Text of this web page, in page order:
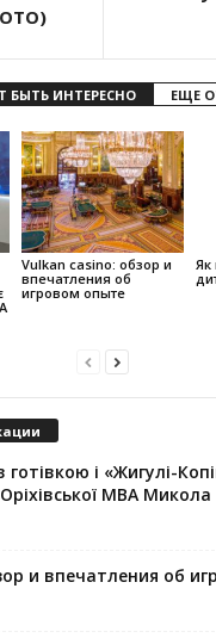
БЫТЬ ИНТЕРЕСНО ЕЩЕ
Vulkan casino: обзор и
впечатления об
игровом опыте
Як
готівкою і «Жигулі-
МВА Микола
и впечатления об